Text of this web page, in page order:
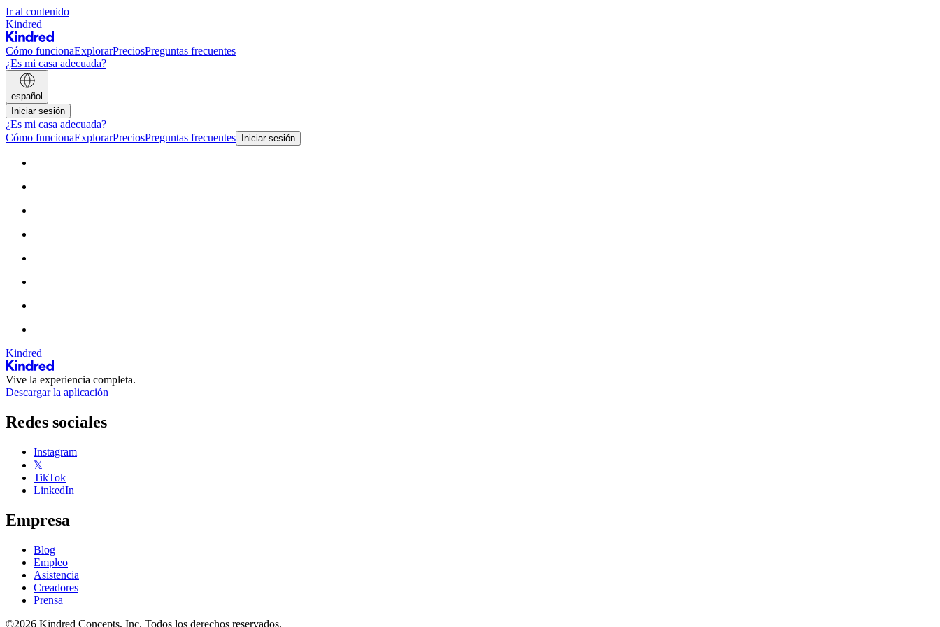
Ir al contenido
Kindred
Cómo funcionaExplorarPreciosPreguntas frecuentes
¿Es mi casa adecuada?
español
Iniciar sesión
¿Es mi casa adecuada?
Cómo funcionaExplorarPreciosPreguntas frecuentes Iniciar sesión
Kindred
Vive la experiencia completa.
Descargar la aplicación
Redes sociales
Instagram
𝕏
TikTok
LinkedIn
Empresa
Blog
Empleo
Asistencia
Creadores
Prensa
©2026 Kindred Concepts, Inc. Todos los derechos reservados.